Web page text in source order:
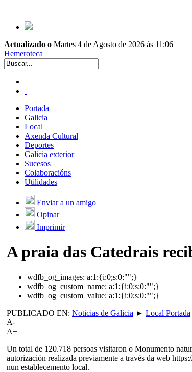
Actualizado o Martes 4 de Agosto de 2026 ás 11:06
Hemeroteca
Portada
Galicia
Local
Axenda Cultural
Deportes
Galicia exterior
Sucesos
Colaboracións
Utilidades
Enviar a un amigo
Opinar
Imprimir
A praia das Catedrais
wdfb_og_images: a:1:{i:0;s:0:"";}
wdfb_og_custom_name: a:1:{i:0;s:0:"";}
wdfb_og_custom_value: a:1:{i:0;s:0:"";}
PUBLICADO EN: Noticias de Galicia ► Local Portada
A-
A+
Un total de 120.718 persoas visitaron o Monumento
autorización realizada previamente a través da web
nun establecemento local.